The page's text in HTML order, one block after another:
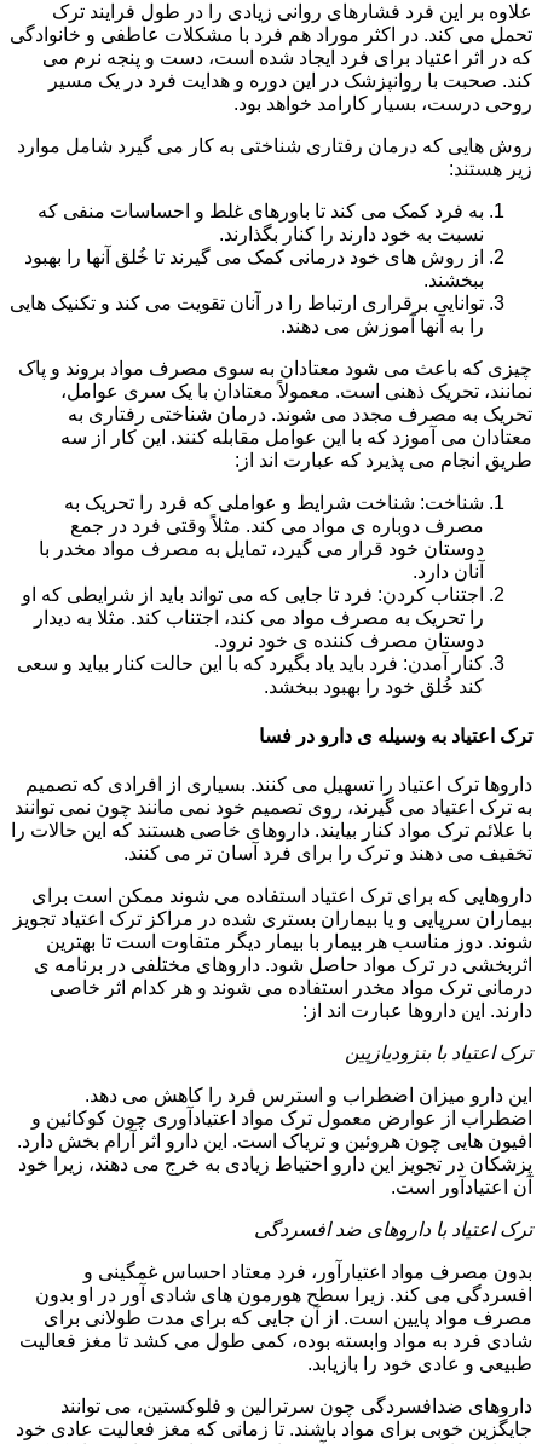
علاوه بر این فرد فشارهای روانی زیادی را در طول فرایند ترک
تحمل می کند. در اکثر موراد هم فرد با مشکلات عاطفی و خانوادگی
که در اثر اعتیاد برای فرد ایجاد شده است، دست و پنجه نرم می
کند. صحبت با روانپزشک در این دوره و هدایت فرد در یک مسیر
روحی درست، بسیار کارامد خواهد بود.
روش هایی که درمان رفتاری شناختی به کار می گیرد شامل موارد
زیر هستند:
به فرد کمک می کند تا باورهای غلط و احساسات منفی که
نسبت به خود دارند را کنار بگذارند.
از روش های خود درمانی کمک می گیرند تا خُلق آنها را بهبود
ببخشند.
توانایی برقراری ارتباط را در آنان تقویت می کند و تکنیک هایی
را به آنها آموزش می دهند.
چیزی که باعث می شود معتادان به سوی مصرف مواد بروند و پاک
نمانند، تحریک ذهنی است. معمولاً معتادان با یک سری عوامل،
تحریک به مصرف مجدد می شوند. درمان شناختی رفتاری به
معتادان می آموزد که با این عوامل مقابله کنند. این کار از سه
طریق انجام می پذیرد که عبارت اند از:
شناخت: شناخت شرایط و عواملی که فرد را تحریک به
مصرف دوباره ی مواد می کند. مثلاً وقتی فرد در جمع
دوستان خود قرار می گیرد، تمایل به مصرف مواد مخدر با
آنان دارد.
اجتناب کردن: فرد تا جایی که می تواند باید از شرایطی که او
را تحریک به مصرف مواد می کند، اجتناب کند. مثلا به دیدار
دوستان مصرف کننده ی خود نرود.
کنار آمدن: فرد باید یاد بگیرد که با این حالت کنار بیاید و سعی
کند خُلق خود را بهبود ببخشد.
ترک اعتیاد به وسیله ی دارو در فسا
داروها ترک اعتیاد را تسهیل می کنند. بسیاری از افرادی که تصمیم
به ترک اعتیاد می گیرند، روی تصمیم خود نمی مانند چون نمی توانند
با علائم ترک مواد کنار بیایند. داروهای خاصی هستند که این حالات را
تخفیف می دهند و ترک را برای فرد آسان تر می کنند.
داروهایی که برای ترک اعتیاد استفاده می شوند ممکن است برای
بیماران سرپایی و یا بیماران بستری شده در مراکز ترک اعتیاد تجویز
شوند. دوز مناسب هر بیمار با بیمار دیگر متفاوت است تا بهترین
اثربخشی در ترک مواد حاصل شود. داروهای مختلفی در برنامه ی
درمانی ترک مواد مخدر استفاده می شوند و هر کدام اثر خاصی
دارند. این داروها عبارت اند از:
ترک اعتیاد با بنزودیازپین
این دارو میزان اضطراب و استرس فرد را کاهش می دهد.
اضطراب از عوارض معمول ترک مواد اعتیادآوری چون کوکائین و
افیون هایی چون هروئین و تریاک است. این دارو اثر آرام بخش دارد.
پزشکان در تجویز این دارو احتیاط زیادی به خرج می دهند، زیرا خود
آن اعتیادآور است.
ترک اعتیاد با داروهای ضد افسردگی
بدون مصرف مواد اعتیارآور، فرد معتاد احساس غمگینی و
افسردگی می کند. زیرا سطح هورمون های شادی آور در او بدون
مصرف مواد پایین است. از آن جایی که برای مدت طولانی برای
شادی فرد به مواد وابسته بوده، کمی طول می کشد تا مغز فعالیت
طبیعی و عادی خود را بازیابد.
داروهای ضدافسردگی چون سرترالین و فلوکستین، می توانند
جایگزین خوبی برای مواد باشند. تا زمانی که مغز فعالیت عادی خود